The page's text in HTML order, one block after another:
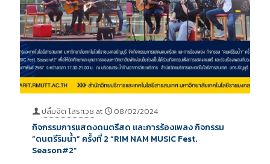
ปลื้มจิต โสระเวช at 08/02/2024
กิจกรรมการแสดงดนตรีสด และการร้องเพลง กิจกรรม
“ดนตรีริมน้ำ” ครั้งที่ 2 “RIM NAM MUSIC Fest.
Season#2”